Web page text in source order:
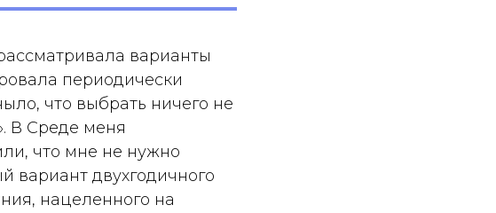
варианты
периодически
что выбрать ничего не
В Среде меня
что мне не нужно
вариант двухгодичного
нацеленного на